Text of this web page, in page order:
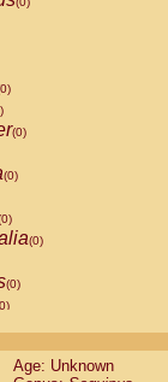
(0)
(0)
(0)
(0)
(0)Age: Unknown